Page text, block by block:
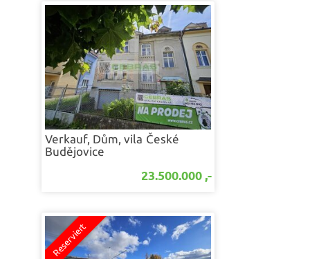
Verkauf, Dům, vila České
Budějovice
23.500.000 ,-